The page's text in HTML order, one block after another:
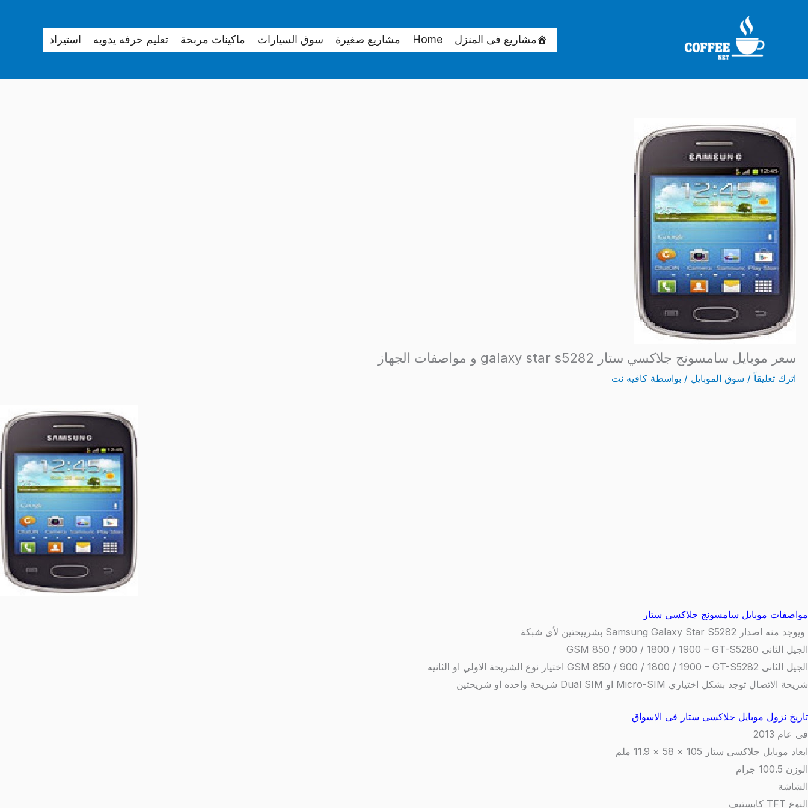
مشاريع فى المنزل Home مشاريع صغيرة سوق السيارات ماكينات مربحة تعليم حرفه يدويه استيراد
سعر موبايل سامسونج جلاكسي ستار galaxy star s5282 و مواصفات الجهاز
اترك تعليقاً / سوق الموبايل / بواسطة كافيه نت
مواصفات موبايل سامسونج جلاكسى ستار
ويوجد منه اصدار Samsung Galaxy Star S5282 بشرييحتين لأى شبكة
الجيل الثانى GSM 850 / 900 / 1800 / 1900 – GT-S5280
الجيل الثانى GSM 850 / 900 / 1800 / 1900 – GT-S5282 اختيار نوع الشريحة الاولي او الثانيه
شريحة الاتصال توجد بشكل اختياري Micro-SIM او Dual SIM شريحة واحده او شريحتين
تاريخ نزول موبايل جلاكسى ستار فى الاسواق
فى عام 2013
ابعاد موبايل جلاكسى ستار 105 × 58 × 11.9 ملم
الوزن 100.5 جرام
الشاشة
النوع TFT كابستيف